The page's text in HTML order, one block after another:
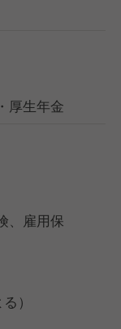
厚生年金
、雇用保
）